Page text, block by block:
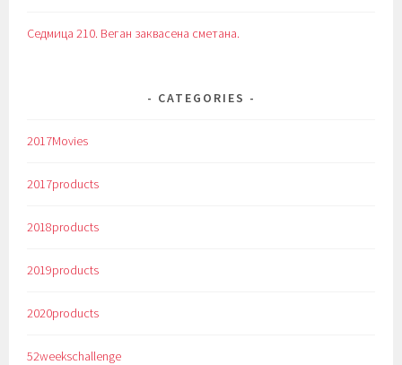
Седмица 210. Веган заквасена сметана.
CATEGORIES
2017Movies
2017products
2018products
2019products
2020products
52weekschallenge